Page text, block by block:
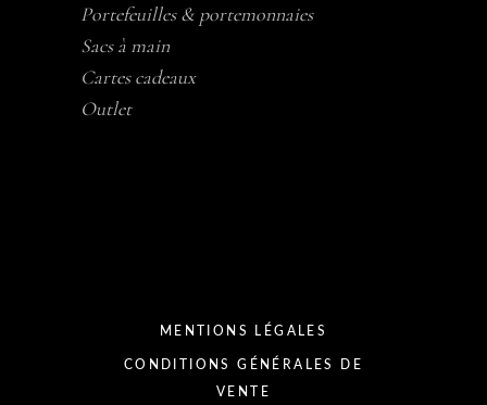
Portefeuilles & portemonnaies
Sacs à main
Cartes cadeaux
Outlet
MENTIONS LÉGALES
CONDITIONS GÉNÉRALES DE
VENTE